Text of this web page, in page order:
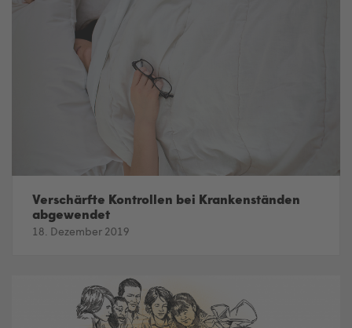
Verschärfte Kontrollen bei Krankenständen
abgewendet
18. Dezember 2019